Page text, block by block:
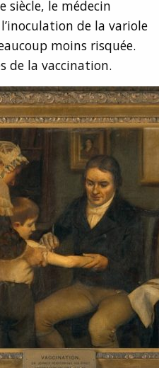
siècle, le médecin
de la variole
moins risquée.
de la vaccination.